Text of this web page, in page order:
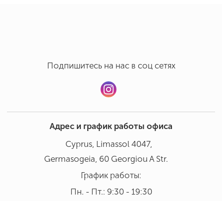
Подпишитесь на нас в соц сетях
Адрес и график работы офиса
Cyprus, Limassol 4047,
Germasogeia, 60 Georgiou A Str.
График работы:
Пн. - Пт.: 9:30 - 19:30